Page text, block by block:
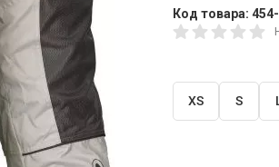
Код товара:
XS S